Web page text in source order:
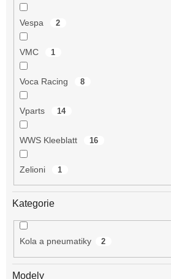
Vespa 2
VMC 1
Voca Racing 8
Vparts 14
WWS Kleeblatt 16
Zelioni 1
Kategorie
Kola a pneumatiky 2
Modely